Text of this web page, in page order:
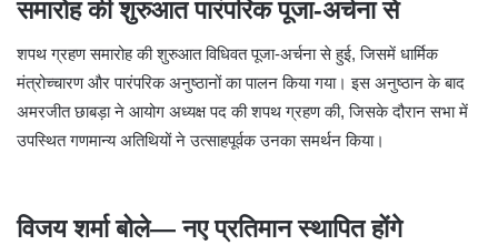
समारोह की शुरुआत पारंपरिक पूजा-अर्चना से
शपथ ग्रहण समारोह की शुरुआत विधिवत पूजा-अर्चना से हुई, जिसमें धार्मिक
मंत्रोच्चारण और पारंपरिक अनुष्ठानों का पालन किया गया। इस अनुष्ठान के बाद
अमरजीत छाबड़ा ने आयोग अध्यक्ष पद की शपथ ग्रहण की, जिसके दौरान सभा में
उपस्थित गणमान्य अतिथियों ने उत्साहपूर्वक उनका समर्थन किया।
विजय शर्मा बोले— नए प्रतिमान स्थापित होंगे